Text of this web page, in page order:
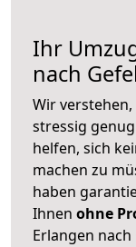
Ihr
nach
Wir
stressig
helfen, sich
machen zu
haben
Ihnen ohne
Erlangen